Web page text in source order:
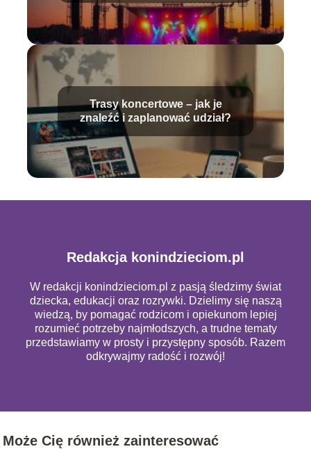
Trasy koncertowe – jak je
znaleźć i zaplanować udział?
Redakcja konindzieciom.pl
W redakcji konindzieciom.pl z pasją śledzimy świat
dziecka, edukacji oraz rozrywki. Dzielimy się naszą
wiedzą, by pomagać rodzicom i opiekunom lepiej
rozumieć potrzeby najmłodszych, a trudne tematy
przedstawiamy w prosty i przystępny sposób. Razem
odkrywajmy radość i rozwój!
Może Cię również zainteresować